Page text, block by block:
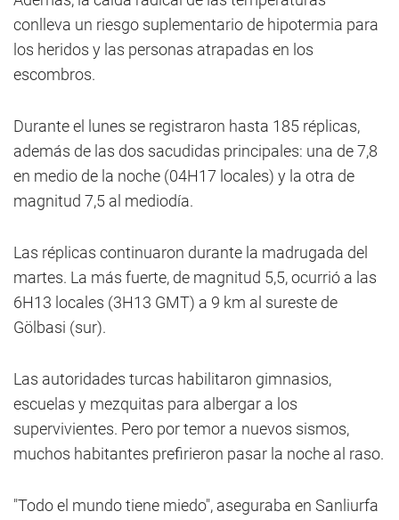
conlleva un riesgo suplementario de hipotermia para
los heridos y las personas atrapadas en los
escombros.
Durante el lunes se registraron hasta 185 réplicas,
además de las dos sacudidas principales: una de 7,8
en medio de la noche (04H17 locales) y la otra de
magnitud 7,5 al mediodía.
Las réplicas continuaron durante la madrugada del
martes. La más fuerte, de magnitud 5,5, ocurrió a las
6H13 locales (3H13 GMT) a 9 km al sureste de
Gölbasi (sur).
Las autoridades turcas habilitaron gimnasios,
escuelas y mezquitas para albergar a los
supervivientes. Pero por temor a nuevos sismos,
muchos habitantes prefirieron pasar la noche al raso.
"Todo el mundo tiene miedo", aseguraba en Sanliurfa